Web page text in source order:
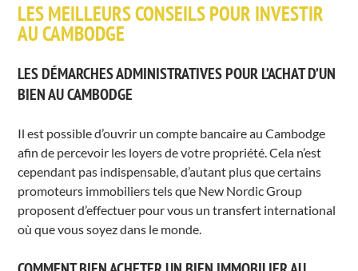
LES MEILLEURS CONSEILS POUR INVESTIR
AU CAMBODGE
LES DÉMARCHES ADMINISTRATIVES POUR L’ACHAT D’UN
BIEN AU CAMBODGE
Il est possible d’ouvrir un compte bancaire au Cambodge
afin de percevoir les loyers de votre propriété. Cela n’est
cependant pas indispensable, d’autant plus que certains
promoteurs immobiliers tels que New Nordic Group
proposent d’effectuer pour vous un transfert international
où que vous soyez dans le monde.